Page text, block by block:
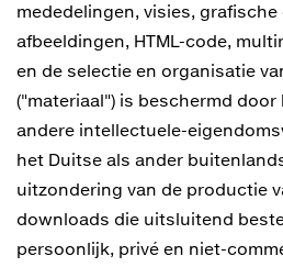
mededelingen, visies, grafische
afbeeldingen, HTML-code,
en de selectie en organisatie
("materiaal") is beschermd
andere intellectuele-
het Duitse als ander
uitzondering van de productie
downloads die uitsluitend
persoonlijk, privé en niet-